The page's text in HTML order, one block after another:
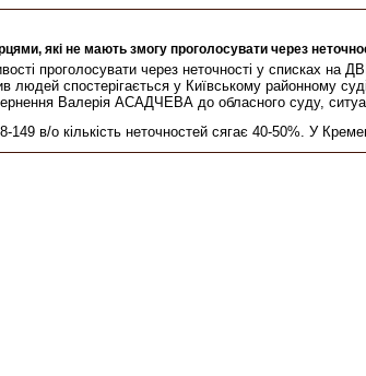
які не мають змогу проголосувати через
проголосувати через неточності у списках
спостерігається у Київському районному
Валерія АСАДЧЕВА до обласного суду,
в/о кількість неточностей сягає 40-50%. У